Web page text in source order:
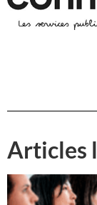
Articles
ACTUALITÉ